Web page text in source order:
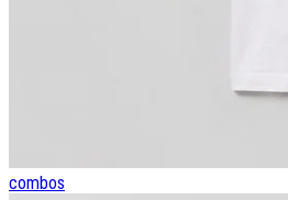
combos